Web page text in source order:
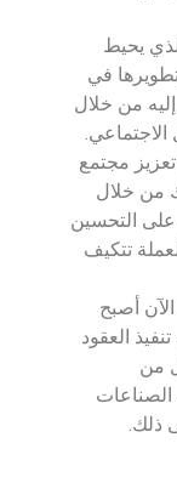
يحيط
في
من خلال
مجتمع
من خلال
التحسين
تتكيف
الآن أصبح
العقود
من
ذلك.